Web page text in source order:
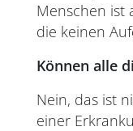
Menschen ist
die keinen
Können alle
Nein, das ist
einer